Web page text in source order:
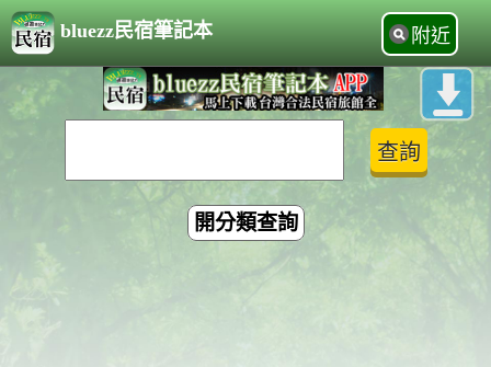
bluezz民宿筆記本 附近
開分類查詢